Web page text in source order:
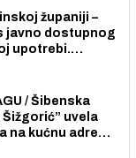
županiji –
javno dostupnog
upotrebi.
/ Šibenska
uvela
na kućnu adresu